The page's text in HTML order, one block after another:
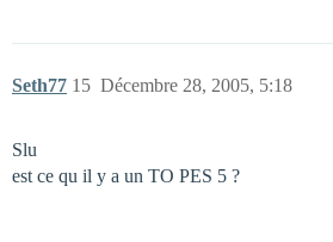
Seth77 Décembre 28, 2005, 5:18
15
Slu
est ce qu il y a un TO PES 5 ?